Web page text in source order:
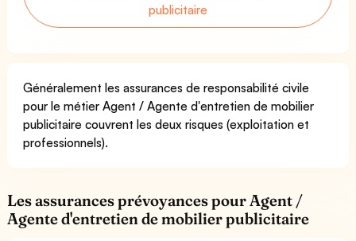
publicitaire
Généralement les assurances de responsabilité civile
pour le métier Agent / Agente d'entretien de mobilier
publicitaire couvrent les deux risques (exploitation et
professionnels).
Les assurances prévoyances pour Agent /
Agente d'entretien de mobilier publicitaire